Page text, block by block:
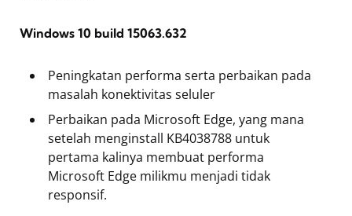
Windows 10 build 15063.632
Peningkatan performa serta perbaikan pada
masalah konektivitas seluler
Perbaikan pada Microsoft Edge, yang mana
setelah menginstall KB4038788 untuk
pertama kalinya membuat performa
Microsoft Edge milikmu menjadi tidak
responsif.